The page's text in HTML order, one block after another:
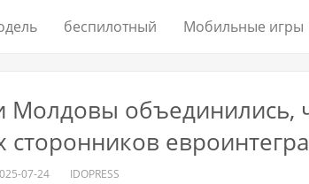
беспилотный Мобильные игры
Молдовы объединились,
сторонников
07-24 IDOPRESS